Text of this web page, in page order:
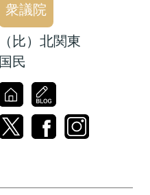
衆議院
（比）北関東
国民